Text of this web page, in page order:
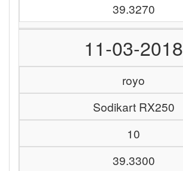
39.3270
11-03-2018
royo
Sodikart RX250
10
39.3300